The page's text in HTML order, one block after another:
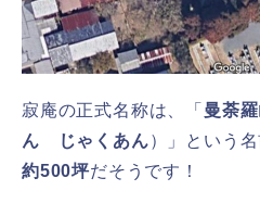
寂庵の正式名称は、「 曼荼
ん じゃくあん）」という
約500坪だそうです！